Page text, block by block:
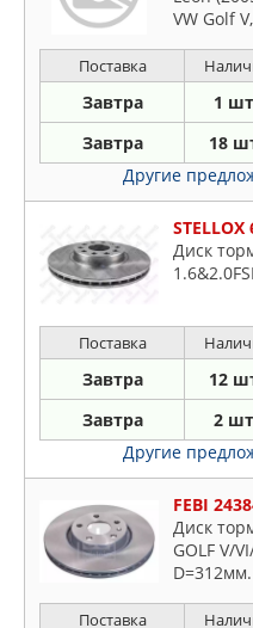
VW Golf
Поставка
Завтра 1
Завтра 18
Другие
STELLOX
Диск
Поставка
Завтра 12
Завтра 2
Другие
FEBI
Диск
GOLF V/
D=312мм.
Поставка